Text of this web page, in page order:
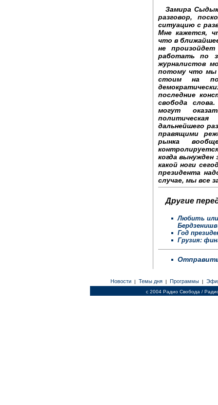
Замира
разговор,
ситуацию с
Мне кажется,
что в
не
работать по
журналистов
потому что мы
стоим на
последние
свобода
могут
дальнейшего
правящими
рынка
когда вынужден
какой ноги
президента
случае, мы все
Другие
Любить
Год
Грузия:
Новости | Темы дня | Программы |
c 2004 Радио Свобода /